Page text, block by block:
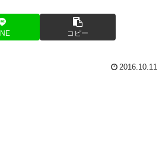
コピー
2016.10.11